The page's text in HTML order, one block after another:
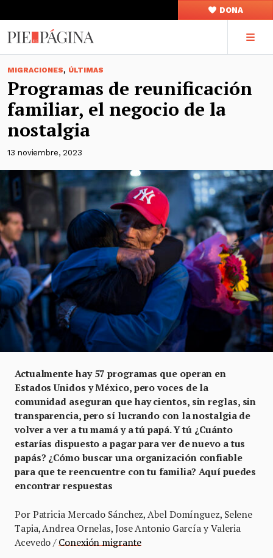
DONA
MIGRACIONES, ÚLTIMAS
Programas de reunificación
familiar, el negocio de la
nostalgia
13 noviembre, 2023
Actualmente hay 57 programas que operan en
Estados Unidos y México, pero voces de la
comunidad aseguran que hay cientos, sin reglas, sin
transparencia, pero sí lucrando con la nostalgia de
volver a ver a tu mamá y a tú papá. Y tú ¿Cuánto
estarías dispuesto a pagar para ver de nuevo a tus
papás? ¿Cómo buscar una organización confiable
para que te reencuentre con tu familia? Aquí puedes
encontrar respuestas
Por Patricia Mercado Sánchez, Abel Domínguez, Selene
Tapia, Andrea Ornelas, Jose Antonio García y Valeria
Acevedo / Conexión migrante